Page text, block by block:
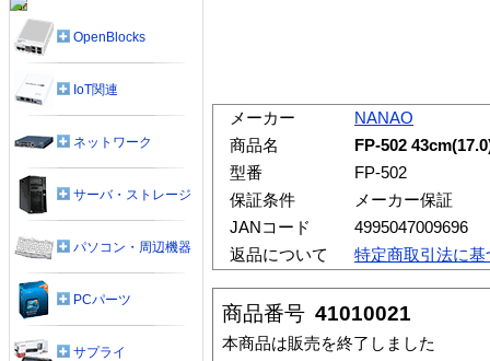
メーカー
NANAO
商品名
FP-502
型番
FP-502
保証条件
メーカー保証
JANコード
4995047009696
返品について
特定商取引法に基
商品番号 41010021
本商品は販売を終了しました
OpenBlocks
IoT関連
ネットワーク
サーバ・ストレージ
パソコン・周辺機器
PCパーツ
サプライ